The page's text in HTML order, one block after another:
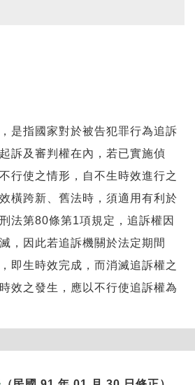
指國家對於被告犯罪行為追訴
訴及審判權在內，若已實施偵
行使之情形，自不生時效進行之
橫跨新、舊法時，須適用有利於
法第80條第1項規定，追訴權因
，因此若追訴機關於法定期間
即生時效完成，而消滅追訴權之
效之發生，應以不行使追訴權為